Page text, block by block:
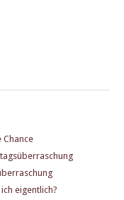
Chance
eigentlich?